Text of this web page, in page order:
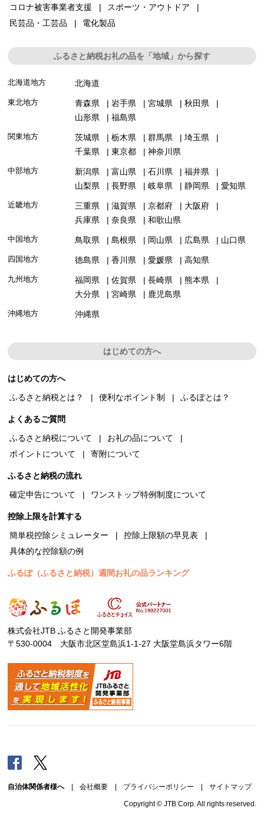
コロナ被害事業者支援
スポーツ・アウトドア
民芸品・工芸品
電化製品
ふるさと納税お礼の品を「地域」から探す
北海道地方 北海道
東北地方 青森県 岩手県 宮城県
秋田県
山形県
福島県
関東地方 茨城県 栃木県 群馬県
埼玉県
千葉県
東京都 神奈川県
中部地方 新潟県 富山県 石川県
福井県
山梨県
長野県 岐阜県 静岡県 愛知県
近畿地方 三重県 滋賀県 京都府
大阪府
兵庫県
奈良県 和歌山県
中国地方 鳥取県 島根県 岡山県 広島県 山口県
四国地方 徳島県 香川県 愛媛県 高知県
九州地方 福岡県 佐賀県 長崎県
熊本県
大分県
宮崎県 鹿児島県
沖縄地方 沖縄県
はじめての方へ
はじめての方へ
ふるさと納税とは？
便利なポイント制 ふるぽとは？
よくあるご質問
ふるさと納税について
お礼の品について
ポイントについて
寄附について
ふるさと納税の流れ
確定申告について
ワンストップ特例制度について
控除上限を計算する
簡単税控除シミュレーター
控除上限額の早見表
具体的な控除額の例
ふるぽ（ふるさと納税）週間お礼の品ランキング
株式会社JTB ふるさと開発事業部
〒530-0004 大阪市北区堂島浜1-1-27 大阪堂島浜タワー6階
Facebook
自治体関係者様へ| 会社概要 プライバシーポリシー サイトマップ
Copyright © JTB Corp. All rights reserved.